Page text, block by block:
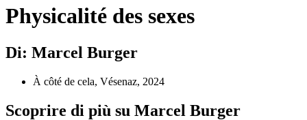
Physicalité des sexes
Di: Marcel Burger
À côté de cela, Vésenaz, 2024
Scoprire di più su Marcel Burger